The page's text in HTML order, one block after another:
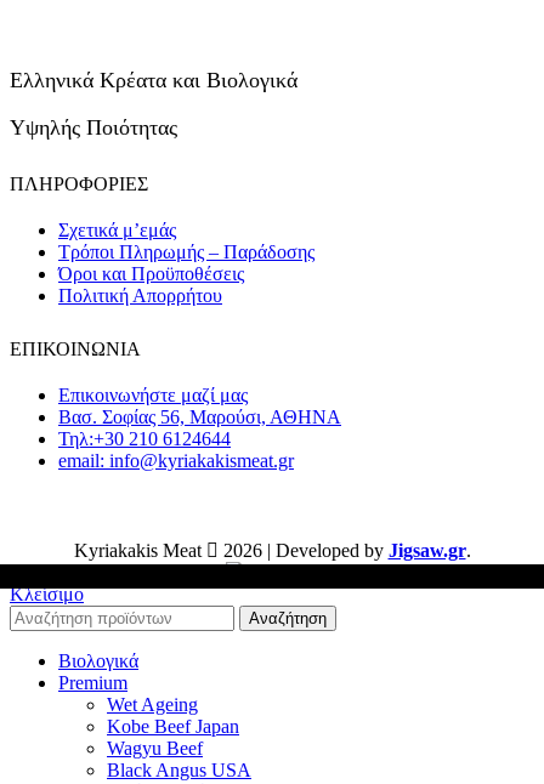
επιλεγούν
σελίδα
προϊόντος
έχει
πολλαπλές
Οι
μπορούν
επιλεγούν
του
προϊόντος
Ελληνικά Κρέατα και Βιολογικά
Υψηλής Ποιότητας
ΠΛΗΡΟΦΟΡΙΕΣ
Σχετικά μ’εμάς
Τρόποι Πληρωμής – Παράδοσης
Όροι και Προϋποθέσεις
Πολιτική Απορρήτου
ΕΠΙΚΟΙΝΩΝΙΑ
Επικοινωνήστε μαζί μας
Βασ. Σοφίας 56, Μαρούσι, ΑΘΗΝΑ
Τηλ:+30 210 6124644
email: info@kyriakakismeat.gr
Kyriakakis Meat 2026 | Developed by Jigsaw.gr.
Κλείσιμο
Αναζήτηση
Βιολογικά
Premium
Wet Ageing
Kobe Beef Japan
Wagyu Beef
Black Angus USA